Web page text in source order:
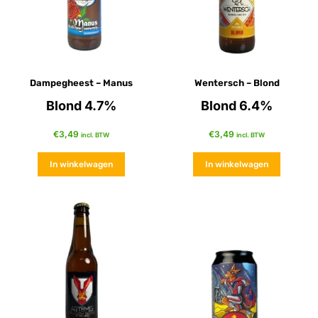
Dampegheest – Manus
Blond 4.7%
€3,49 incl. BTW
In winkelwagen
Wentersch – Blond
Blond 6.4%
€3,49 incl. BTW
In winkelwagen